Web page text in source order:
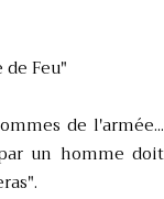
Feu"
de l'armée...
un homme doit